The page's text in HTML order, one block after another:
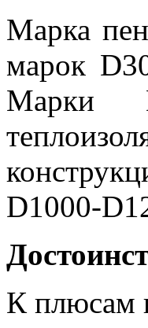
Марка
марок
Марки
D1000-
К плюсам